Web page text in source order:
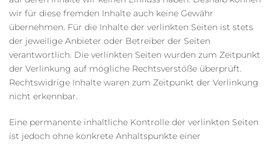
wir für diese fremden Inhalte auch keine Gewähr
übernehmen. Für die Inhalte der verlinkten Seiten ist stets
der jeweilige Anbieter oder Betreiber der Seiten
verantwortlich. Die verlinkten Seiten wurden zum Zeitpunkt
der Verlinkung auf mögliche Rechtsverstöße überprüft.
Rechtswidrige Inhalte waren zum Zeitpunkt der Verlinkung
nicht erkennbar.
Eine permanente inhaltliche Kontrolle der verlinkten Seiten
ist jedoch ohne konkrete Anhaltspunkte einer